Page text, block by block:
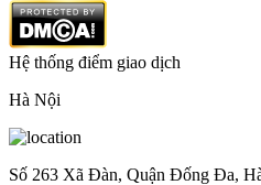
Hệ thống điểm giao dịch
Hà Nội
Số 263 Xã Đàn, Quận Đống Đa,